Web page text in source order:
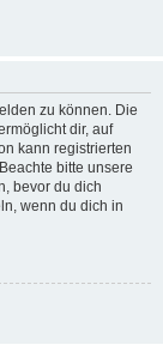
zu können. Die
dir, auf
kann registrierten
bitte unsere
bevor du dich
wenn du dich in